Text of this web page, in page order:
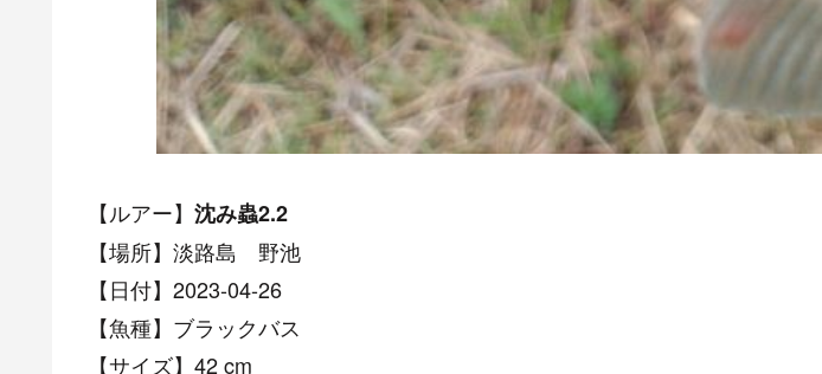
【ルアー】 沈み蟲2.2
【場所】淡路島 野池
【日付】2023-04-26
【魚種】ブラックバス
【サイズ】42 cm